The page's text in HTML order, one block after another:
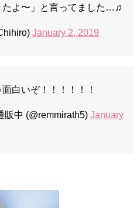
たよ〜」と言ってました…♫
January 2, 2019
白いぞ！！！！！！
中 (@remmirath5) January